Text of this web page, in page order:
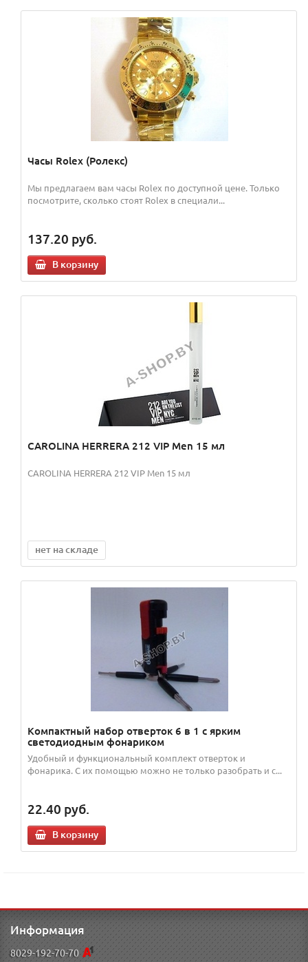
Часы Rolex (Ролекс)
Мы предлагаем вам часы Rolex по доступной цене. Только
посмотрите, сколько стоят Rolex в специали...
137.20 руб.
В корзину
CAROLINA HERRERA 212 VIP Men 15 мл
CAROLINA HERRERA 212 VIP Men 15 мл
нет на складе
Компактный набор отверток 6 в 1 с ярким
светодиодным фонариком
Удобный и функциональный комплект отверток и
фонарика. С их помощью можно не только разобрать и с...
22.40 руб.
В корзину
Информация
8029-192-70-70